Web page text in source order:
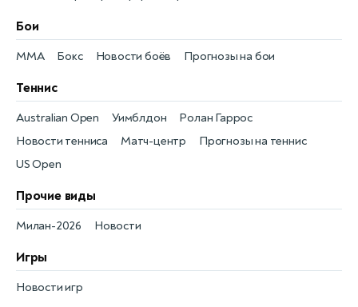
Бои
Новости боёв
MMA Прогнозы на бои
Бокс
Теннис
Новости тенниса
Australian Open
Матч-центр
Уимблдон
Прогнозы на теннис
Ролан Гаррос
US Open
Прочие виды
Новости
Милан-2026
Игры
Новости игр